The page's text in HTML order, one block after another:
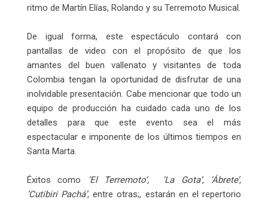
ritmo de Martín Elías, Rolando y su Terremoto Musical.
De igual forma, este espectáculo contará con
pantallas de video con el propósito de que los
amantes del buen vallenato y visitantes de toda
Colombia tengan la oportunidad de disfrutar de una
inolvidable presentación. Cabe mencionar que todo un
equipo de producción ha cuidado cada uno de los
detalles para que este evento sea el más
espectacular e imponente de los últimos tiempos en
Santa Marta.
Éxitos como
‘El Terremoto’, ‘La Gota’, ‘Ábrete’,
‘Cutibiri Pachá’, entre otras;, estarán en el repertorio